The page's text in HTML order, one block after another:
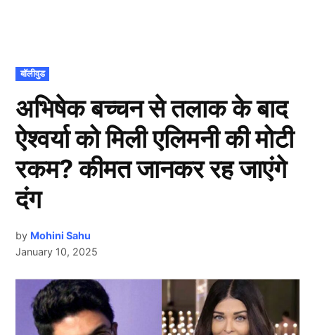
POSTED
IN
बॉलीवुड
अभिषेक बच्चन से तलाक के बाद
ऐश्वर्या को मिली एलिमनी की मोटी
रकम? कीमत जानकर रह जाएंगे
दंग
by Mohini Sahu
January 10, 2025